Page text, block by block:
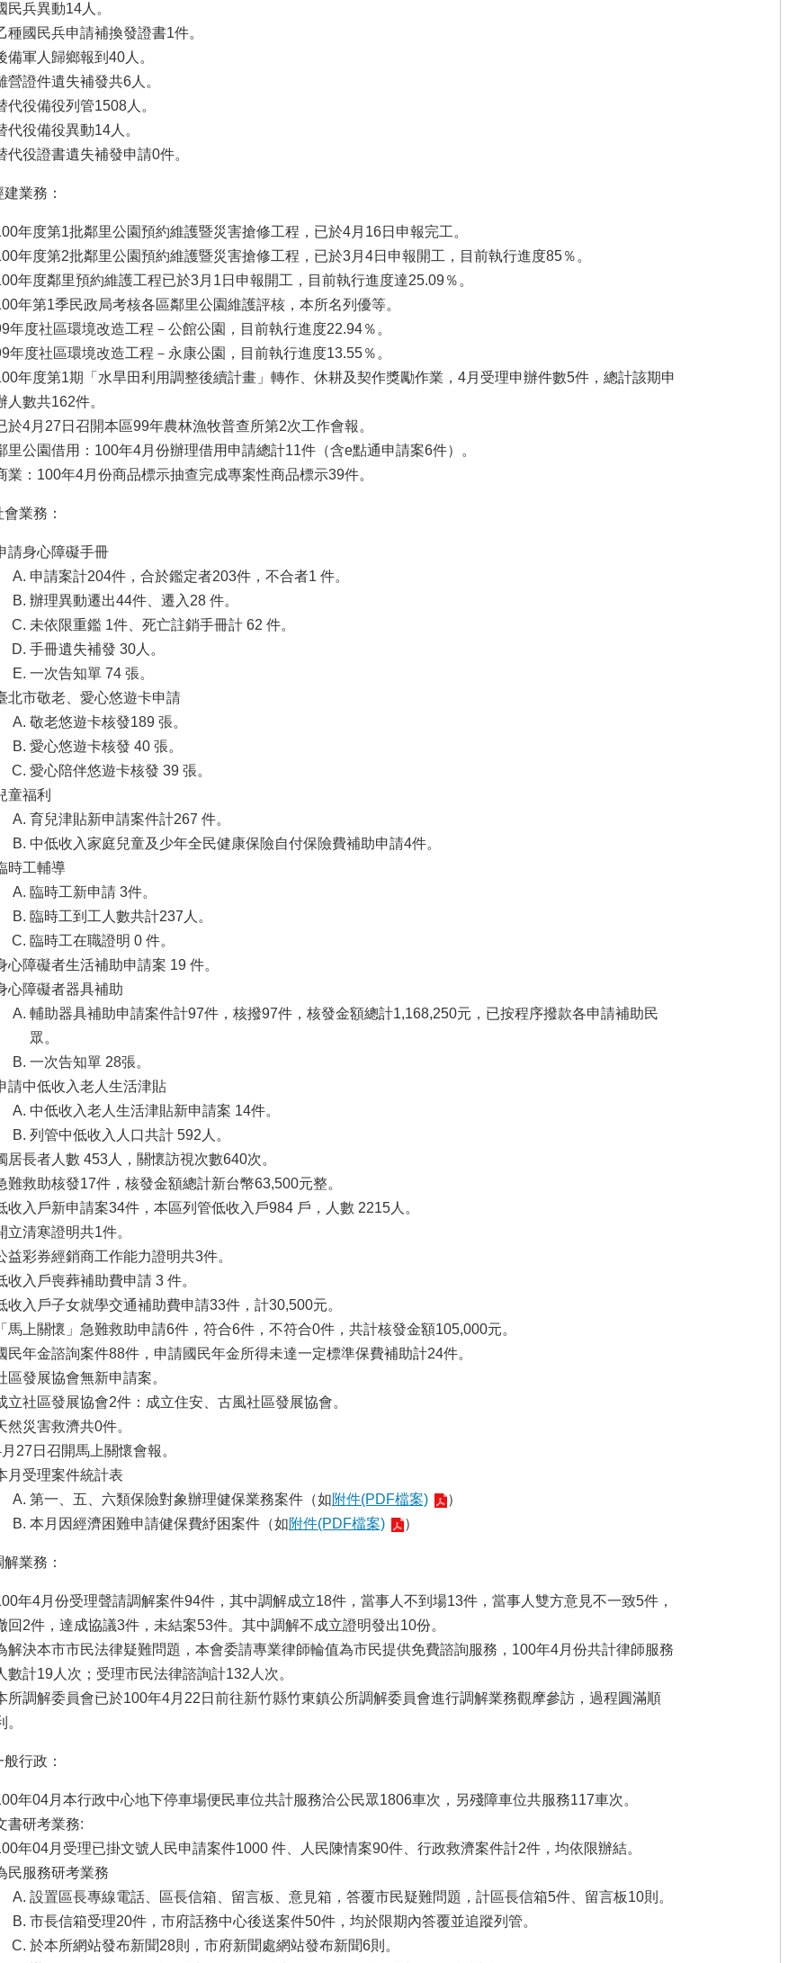
民兵異動14人。
種國民兵申請補換發證書1件。
備軍人歸鄉報到40人。
營證件遺失補發共6人。
代役備役列管1508人。
代役備役異動14人。
代役證書遺失補發申請0件。
業務：
年度第1批鄰里公園預約維護暨災害搶修工程，已於4月16日申報完工。
年度第2批鄰里公園預約維護暨災害搶修工程，已於3月4日申報開工，目前執行進度85％。
年度鄰里預約維護工程已於3月1日申報開工，目前執行進度達25.09％。
年第1季民政局考核各區鄰里公園維護評核，本所名列優等。
年度社區環境改造工程－公館公園，目前執行進度22.94％。
年度社區環境改造工程－永康公園，目前執行進度13.55％。
年度第1期「水旱田利用調整後續計畫」轉作、休耕及契作獎勵作業，4月受理申辦件數5件，總計該期申
人數共162件。
於4月27日召開本區99年農林漁牧普查所第2次工作會報。
里公園借用：100年4月份辦理借用申請總計11件（含e點通申請案6件）。
業：100年4月份商品標示抽查完成專案性商品標示39件。
業務：
請身心障礙手冊
申請案計204件，合於鑑定者203件，不合者1 件。
辦理異動遷出44件、遷入28 件。
未依限重鑑 1件、死亡註銷手冊計 62 件。
手冊遺失補發 30人。
一次告知單 74 張。
北市敬老、愛心悠遊卡申請
敬老悠遊卡核發189 張。
愛心悠遊卡核發 40 張。
愛心陪伴悠遊卡核發 39 張。
童福利
育兒津貼新申請案件計267 件。
中低收入家庭兒童及少年全民健康保險自付保險費補助申請4件。
時工輔導
臨時工新申請 3件。
臨時工到工人數共計237人。
臨時工在職證明 0 件。
心障礙者生活補助申請案 19 件。
心障礙者器具補助
輔助器具補助申請案件計97件，核撥97件，核發金額總計1,168,250元，已按程序撥款各申請補助民
眾。
一次告知單 28張。
請中低收入老人生活津貼
中低收入老人生活津貼新申請案 14件。
列管中低收入人口共計 592人。
居長者人數 453人，關懷訪視次數640次。
難救助核發17件，核發金額總計新台幣63,500元整。
收入戶新申請案34件，本區列管低收入戶984 戶，人數 2215人。
立清寒證明共1件。
益彩券經銷商工作能力證明共3件。
收入戶喪葬補助費申請 3 件。
收入戶子女就學交通補助費申請33件，計30,500元。
馬上關懷」急難救助申請6件，符合6件，不符合0件，共計核發金額105,000元。
民年金諮詢案件88件，申請國民年金所得未達一定標準保費補助計24件。
區發展協會無新申請案。
立社區發展協會2件：成立住安、古風社區發展協會。
然災害救濟共0件。
27日召開馬上關懷會報。
月受理案件統計表
第一、五、六類保險對象辦理健保業務案件（如附件(PDF檔案)
）
本月因經濟困難申請健保費紓困案件（如附件(PDF檔案) ）
業務：
年4月份受理聲請調解案件94件，其中調解成立18件，當事人不到場13件，當事人雙方意見不一致5件，
回2件，達成協議3件，未結案53件。其中調解不成立證明發出10份。
解決本市市民法律疑難問題，本會委請專業律師輪值為市民提供免費諮詢服務，100年4月份共計律師服務
數計19人次；受理市民法律諮詢計132人次。
所調解委員會已於100年4月22日前往新竹縣竹東鎮公所調解委員會進行調解業務觀摩參訪，過程圓滿順
。
行政：
年04月本行政中心地下停車場便民車位共計服務洽公民眾1806車次，另殘障車位共服務117車次。
書研考業務:
年04月受理已掛文號人民申請案件1000 件、人民陳情案90件、行政救濟案件計2件，均依限辦結。
民服務研考業務
設置區長專線電話、區長信箱、留言板、意見箱，答覆市民疑難問題，計區長信箱5件、留言板10則。
市長信箱受理20件，市府話務中心後送案件50件，均於限期內答覆並追蹤列管。
於本所網站發布新聞28則，市府新聞處網站發布新聞6則。